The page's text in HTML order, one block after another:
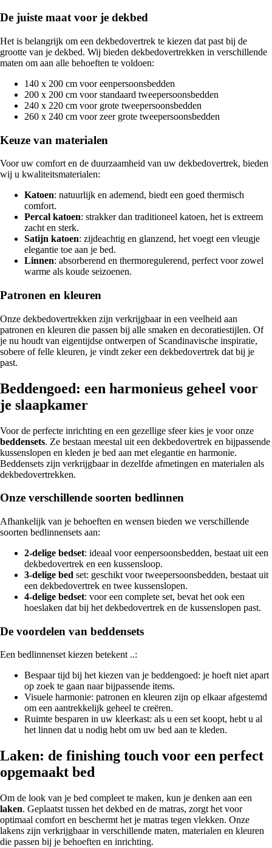
De juiste maat voor je dekbed
Het is belangrijk om een dekbedovertrek te kiezen dat past bij de
grootte van je dekbed. Wij bieden dekbedovertrekken in verschillende
maten om aan alle behoeften te voldoen:
140 x 200 cm voor eenpersoonsbedden
200 x 200 cm voor standaard tweepersoonsbedden
240 x 220 cm voor grote tweepersoonsbedden
260 x 240 cm voor zeer grote tweepersoonsbedden
Keuze van materialen
Voor uw comfort en de duurzaamheid van uw dekbedovertrek, bieden
wij u kwaliteitsmaterialen:
Katoen: natuurlijk en ademend, biedt een goed thermisch
comfort.
Percal katoen: strakker dan traditioneel katoen, het is extreem
zacht en sterk.
Satijn katoen: zijdeachtig en glanzend, het voegt een vleugje
elegantie toe aan je bed.
Linnen: absorberend en thermoregulerend, perfect voor zowel
warme als koude seizoenen.
Patronen en kleuren
Onze dekbedovertrekken zijn verkrijgbaar in een veelheid aan
patronen en kleuren die passen bij alle smaken en decoratiestijlen. Of
je nu houdt van eigentijdse ontwerpen of Scandinavische inspiratie,
sobere of felle kleuren, je vindt zeker een dekbedovertrek dat bij je
past.
Beddengoed: een harmonieus geheel voor
je slaapkamer
Voor de perfecte inrichting en een gezellige sfeer kies je voor onze
beddensets. Ze bestaan meestal uit een dekbedovertrek en bijpassende
kussenslopen en kleden je bed aan met elegantie en harmonie.
Beddensets zijn verkrijgbaar in dezelfde afmetingen en materialen als
dekbedovertrekken.
Onze verschillende soorten bedlinnen
Afhankelijk van je behoeften en wensen bieden we verschillende
soorten bedlinnensets aan:
2-delige bedset: ideaal voor eenpersoonsbedden, bestaat uit een
dekbedovertrek en een kussensloop.
3-delige bed set: geschikt voor tweepersoonsbedden, bestaat uit
een dekbedovertrek en twee kussenslopen.
4-delige bedset: voor een complete set, bevat het ook een
hoeslaken dat bij het dekbedovertrek en de kussenslopen past.
De voordelen van beddensets
Een bedlinnenset kiezen betekent ..:
Bespaar tijd bij het kiezen van je beddengoed: je hoeft niet apart
op zoek te gaan naar bijpassende items.
Visuele harmonie: patronen en kleuren zijn op elkaar afgestemd
om een aantrekkelijk geheel te creëren.
Ruimte besparen in uw kleerkast: als u een set koopt, hebt u al
het linnen dat u nodig hebt om uw bed aan te kleden.
Laken: de finishing touch voor een perfect
opgemaakt bed
Om de look van je bed compleet te maken, kun je denken aan een
laken. Geplaatst tussen het dekbed en de matras, zorgt het voor
optimaal comfort en beschermt het je matras tegen vlekken. Onze
lakens zijn verkrijgbaar in verschillende maten, materialen en kleuren
die passen bij je behoeften en inrichting.